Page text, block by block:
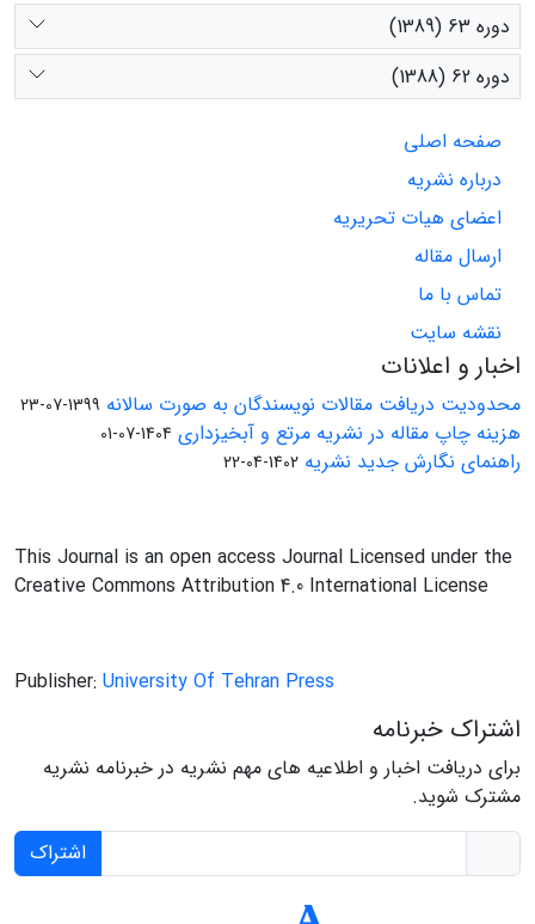
دوره 63 (1389)
دوره 62 (1388)
صفحه اصلی
درباره نشریه
اعضای هیات تحریریه
ارسال مقاله
تماس با ما
نقشه سایت
اخبار و اعلانات
محدودیت دریافت مقالات نویسندگان به صورت سالانه 1399-07-23
هزینه چاپ مقاله در نشریه مرتع و آبخیزداری 1404-07-01
راهنمای نگارش جدید نشریه 1402-04-22
This Journal is an open access Journal Licensed under the
Creative Commons Attribution 4.0 International License
Publisher: University Of Tehran Press
اشتراک خبرنامه
برای دریافت اخبار و اطلاعیه های مهم نشریه در خبرنامه نشریه
مشترک شوید.
اشتراک